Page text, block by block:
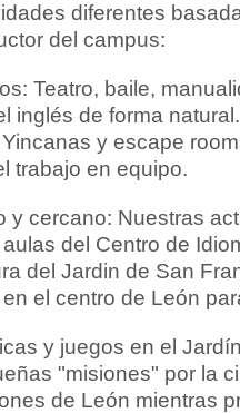
diferentes
del campus:
Teatro, baile,
inglés de forma natural.
y escape
trabajo en equipo.
y cercano: Nuestras
del Centro de
del Jardin de San
el centro de León
y juegos en el
"misiones" por la
de León mientras